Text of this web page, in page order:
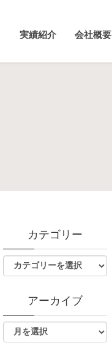
実績紹介 会社概要
カテゴリー
アーカイブ